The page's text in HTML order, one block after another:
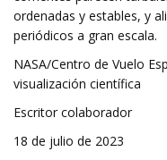
ordenadas y estables, y
periódicos a gran escala.
NASA/Centro de Vuelo
visualización científica
Escritor colaborador
18 de julio de 2023